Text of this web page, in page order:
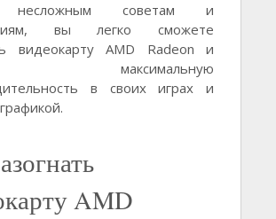
несложным советам и
вы легко сможете
видеокарту AMD Radeon и
максимальную
в своих играх и
AMD